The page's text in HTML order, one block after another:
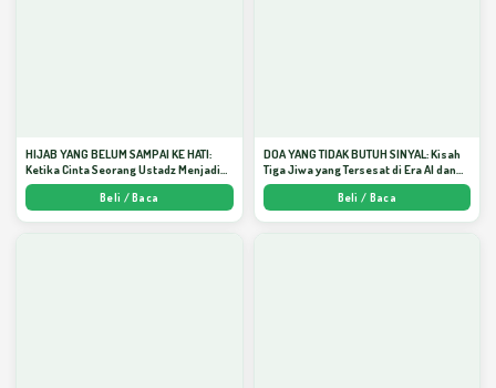
HIJAB YANG BELUM SAMPAI KE HATI:
Ketika Cinta Seorang Ustadz Menjadi
Cermin yang Paling Kejam - Arda
Beli / Baca
DOA YANG TIDAK BUTUH SINYAL: Kisah
Tiga Jiwa yang Tersesat di Era AI dan
Menemukan Jalan Pulang di Bulan
Ramadhan" - Arda Dinata
Beli / Baca